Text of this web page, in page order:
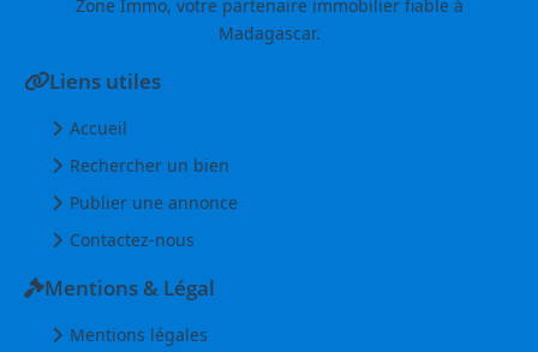
Zone Immo, votre partenaire immobilier fiable à
Madagascar.
Liens utiles
Accueil
Rechercher un bien
Publier une annonce
Contactez-nous
Mentions & Légal
Mentions légales